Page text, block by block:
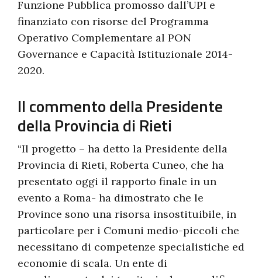
Funzione Pubblica promosso dall’UPI e
finanziato con risorse del Programma
Operativo Complementare al PON
Governance e Capacità Istituzionale 2014-
2020.
Il commento della Presidente
della Provincia di Rieti
“Il progetto – ha detto la Presidente della
Provincia di Rieti, Roberta Cuneo, che ha
presentato oggi il rapporto finale in un
evento a Roma- ha dimostrato che le
Province sono una risorsa insostituibile, in
particolare per i Comuni medio-piccoli che
necessitano di competenze specialistiche ed
economie di scala. Un ente di